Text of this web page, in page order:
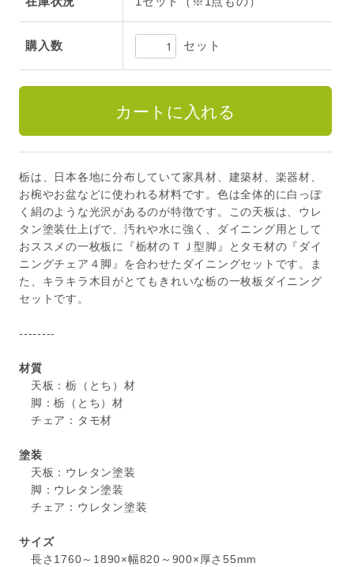
購入数 セット
栃は、日本各地に分布していて家具材、建築材、楽器材、
お椀やお盆などに使われる材料です。色は全体的に白っぽ
く絹のような光沢があるのが特徴です。この天板は、ウレ
タン塗装仕上げで、汚れや水に強く、ダイニング用として
おススメの一枚板に『栃材のＴＪ型脚』とタモ材の『ダイ
ニングチェア４脚』を合わせたダイニングセットです。ま
た、キラキラ木目がとてもきれいな栃の一枚板ダイニング
セットです。
--------
材質
天板：栃（とち）材
脚：栃（とち）材
チェア：タモ材
塗装
天板：ウレタン塗装
脚：ウレタン塗装
チェア：ウレタン塗装
サイズ
長さ1760～1890×幅820～900×厚さ55mm